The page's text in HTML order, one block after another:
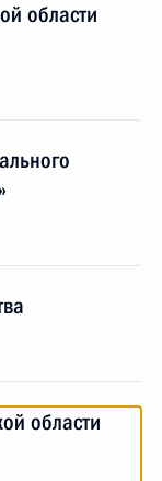
области
области